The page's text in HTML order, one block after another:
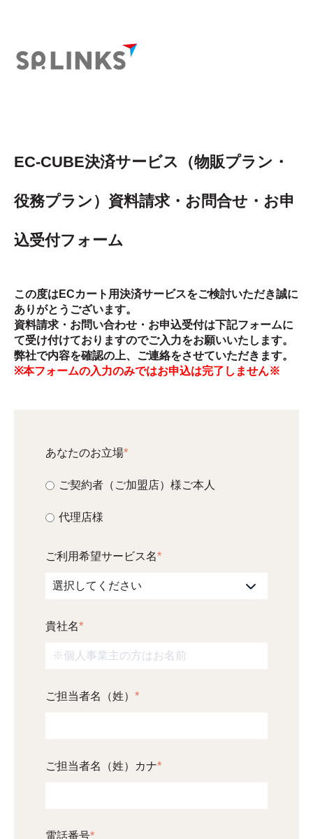
EC-CUBE決済サービス（物販プラン・
役務プラン）資料請求・お問合せ・お申
込受付フォーム
この度はECカート用決済サービスをご検討いただき誠に
ありがとうございます。
資料請求・お問い合わせ・お申込受付は下記フォームに
て受け付けておりますのでご入力をお願いいたします。
弊社で内容を確認の上、ご連絡をさせていただきます。
※本フォームの入力のみではお申込は完了しません※
あなたのお立場*
ご契約者（ご加盟店）様ご本人
代理店様
ご利用希望サービス名*
貴社名*
ご担当者名（姓） *
ご担当者名（姓）カナ*
電話番号*